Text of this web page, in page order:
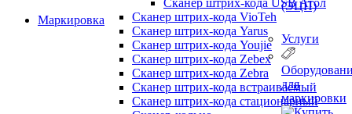
Сканер штрих-кода USB Атол
Сканер штрих-кода VioTeh
Сканер штрих-кода Yarus
Сканер штрих-кода Youjie
Сканер штрих-кода Zebex
Сканер штрих-кода Zebra
Сканер штрих-кода встраиваемый
Сканер штрих-кода стационарный
(ЭЦП)
Маркировка
Услуги
для
маркировки